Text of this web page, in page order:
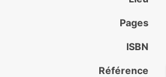
Pages
ISBN
Référence